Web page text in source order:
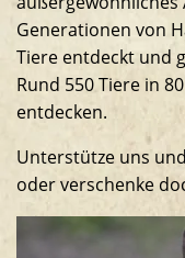
Generationen von
Tiere entdeckt und
Rund 550 Tiere in
entdecken.
Unterstütze uns
oder verschenke